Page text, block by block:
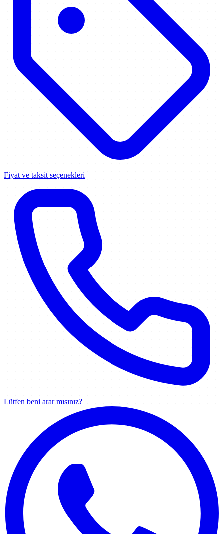
Fiyat ve taksit seçenekleri
Lütfen beni arar mısınız?